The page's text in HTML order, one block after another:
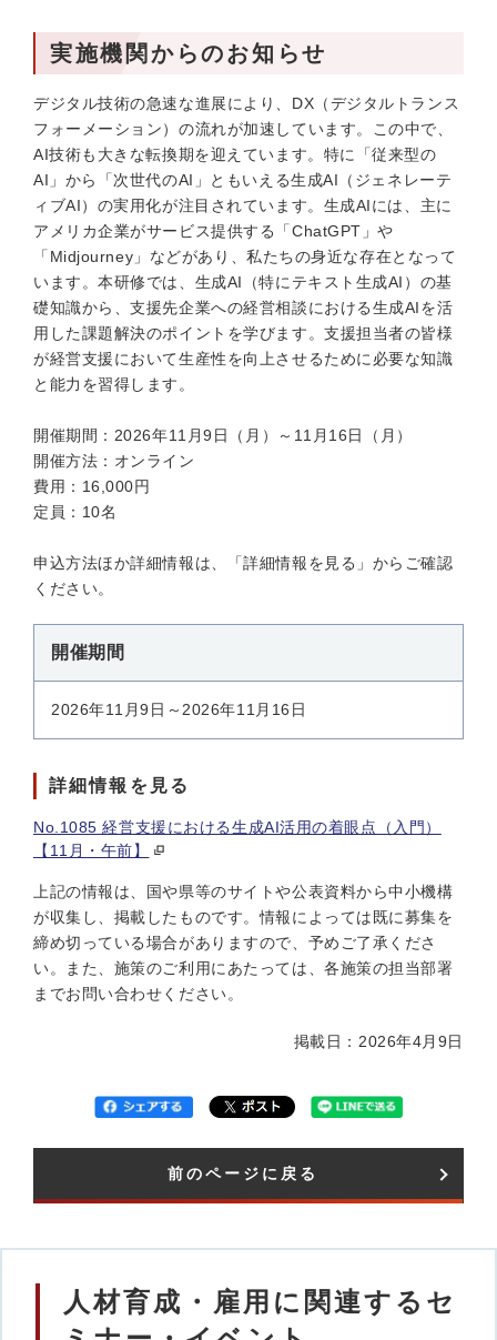
実施機関からのお知らせ
デジタル技術の急速な進展により、DX（デジタルトランス
フォーメーション）の流れが加速しています。この中で、
AI技術も大きな転換期を迎えています。特に「従来型の
AI」から「次世代のAI」ともいえる生成AI（ジェネレーテ
ィブAI）の実用化が注目されています。生成AIには、主に
アメリカ企業がサービス提供する「ChatGPT」や
「Midjourney」などがあり、私たちの身近な存在となって
います。本研修では、生成AI（特にテキスト生成AI）の基
礎知識から、支援先企業への経営相談における生成AIを活
用した課題解決のポイントを学びます。支援担当者の皆様
が経営支援において生産性を向上させるために必要な知識
と能力を習得します。
開催期間：2026年11月9日（月）～11月16日（月）
開催方法：オンライン
費用：16,000円
定員：10名
申込方法ほか詳細情報は、「詳細情報を見る」からご確認
ください。
開催期間
2026年11月9日～2026年11月16日
詳細情報を見る
No.1085 経営支援における生成AI活用の着眼点（入門）
【11月・午前】
上記の情報は、国や県等のサイトや公表資料から中小機構
が収集し、掲載したものです。情報によっては既に募集を
締め切っている場合がありますので、予めご了承くださ
い。また、施策のご利用にあたっては、各施策の担当部署
までお問い合わせください。
掲載日：2026年4月9日
前のページに戻る
人材育成・雇用に関連するセ